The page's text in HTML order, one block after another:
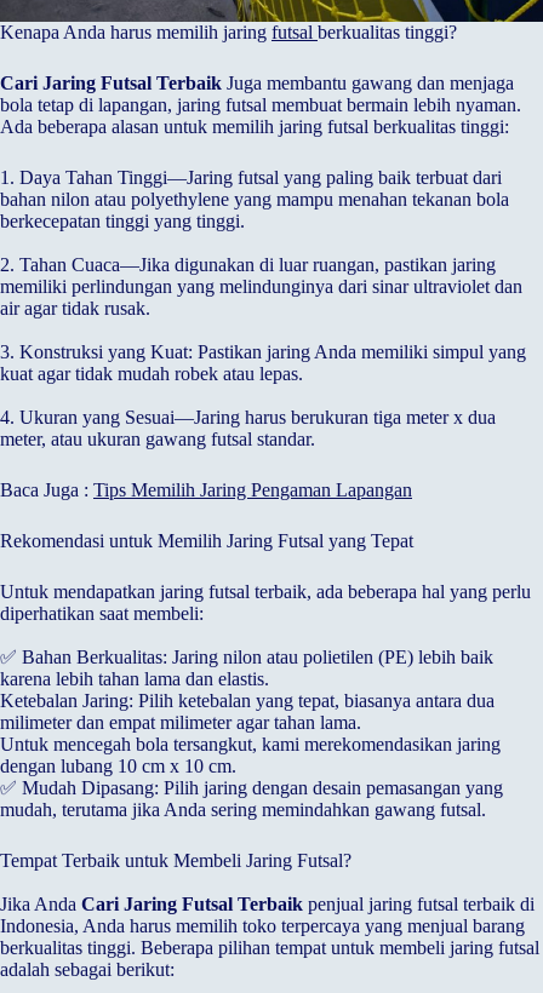
Kenapa Anda harus memilih jaring futsal berkualitas tinggi?
Cari Jaring Futsal Terbaik Juga membantu gawang dan menjaga
bola tetap di lapangan, jaring futsal membuat bermain lebih nyaman.
Ada beberapa alasan untuk memilih jaring futsal berkualitas tinggi:
1. Daya Tahan Tinggi—Jaring futsal yang paling baik terbuat dari
bahan nilon atau polyethylene yang mampu menahan tekanan bola
berkecepatan tinggi yang tinggi.
2. Tahan Cuaca—Jika digunakan di luar ruangan, pastikan jaring
memiliki perlindungan yang melindunginya dari sinar ultraviolet dan
air agar tidak rusak.
3. Konstruksi yang Kuat: Pastikan jaring Anda memiliki simpul yang
kuat agar tidak mudah robek atau lepas.
4. Ukuran yang Sesuai—Jaring harus berukuran tiga meter x dua
meter, atau ukuran gawang futsal standar.
Baca Juga : Tips Memilih Jaring Pengaman Lapangan
Rekomendasi untuk Memilih Jaring Futsal yang Tepat
Untuk mendapatkan jaring futsal terbaik, ada beberapa hal yang perlu
diperhatikan saat membeli:
✅ Bahan Berkualitas: Jaring nilon atau polietilen (PE) lebih baik
karena lebih tahan lama dan elastis.
Ketebalan Jaring: Pilih ketebalan yang tepat, biasanya antara dua
milimeter dan empat milimeter agar tahan lama.
Untuk mencegah bola tersangkut, kami merekomendasikan jaring
dengan lubang 10 cm x 10 cm.
✅ Mudah Dipasang: Pilih jaring dengan desain pemasangan yang
mudah, terutama jika Anda sering memindahkan gawang futsal.
Tempat Terbaik untuk Membeli Jaring Futsal?
Jika Anda Cari Jaring Futsal Terbaik penjual jaring futsal terbaik di
Indonesia, Anda harus memilih toko terpercaya yang menjual barang
berkualitas tinggi. Beberapa pilihan tempat untuk membeli jaring futsal
adalah sebagai berikut: